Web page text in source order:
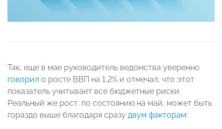
Так, еще в мае руководитель ведомства уверенно
говорил о росте ВВП на 1,2% и отмечал, что этот
показатель учитывает все бюджетные риски.
Реальный же рост, по состоянию на май, может быть
гораздо выше благодаря сразу двум факторам: